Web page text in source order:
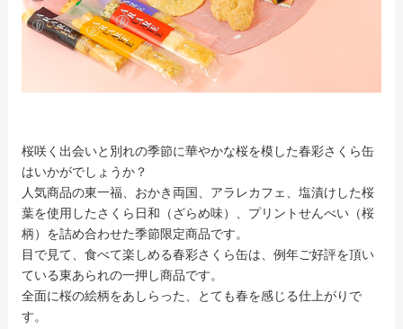
桜咲く出会いと別れの季節に華やかな桜を模した春彩さくら缶
はいかがでしょうか？
人気商品の東一福、おかき両国、アラレカフェ、塩漬けした桜
葉を使用したさくら日和（ざらめ味）、プリントせんべい（桜
柄）を詰め合わせた季節限定商品です。
目で見て、食べて楽しめる春彩さくら缶は、例年ご好評を頂い
ている東あられの一押し商品です。
全面に桜の絵柄をあしらった、とても春を感じる仕上がりで
す。